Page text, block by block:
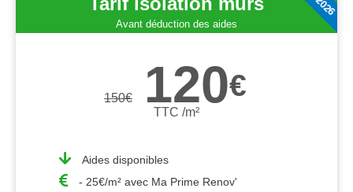
Avant déduction des aides
150€ 120€
TTC /m²
Aides disponibles
- 25€/m² avec Ma Prime Renov'